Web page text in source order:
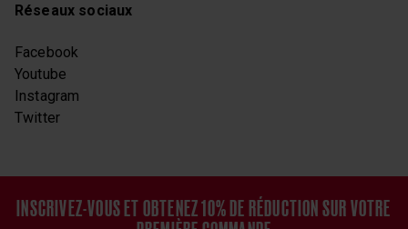
INSCRIVEZ-VOUS ET OBTENEZ 10% DE RÉDUCTION SUR VOTRE
Réseaux sociaux
Facebook
Youtube
Instagram
Twitter